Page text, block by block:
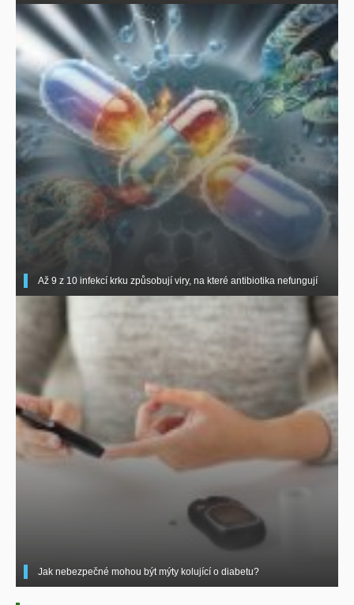
Až 9 z 10 infekcí krku způsobují viry, na které antibiotika nefungují
Jak nebezpečné mohou být mýty kolující o diabetu?